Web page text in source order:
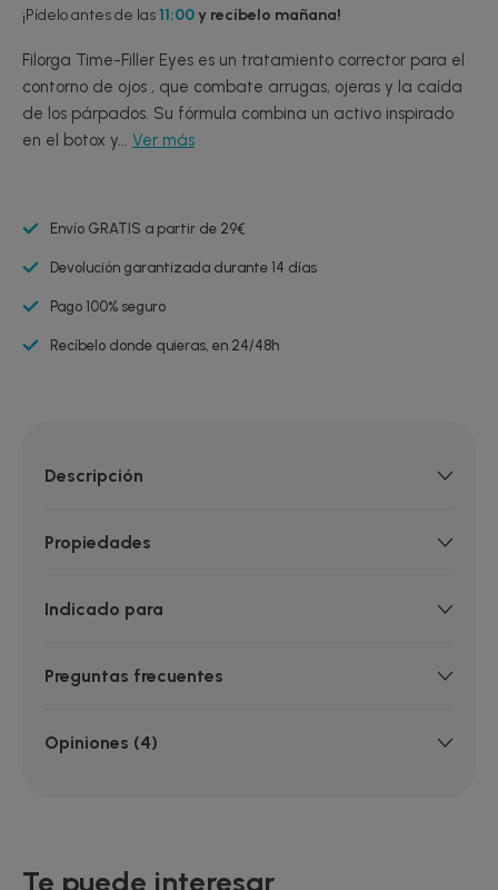
¡Pídelo antes de las 11:00y recíbelo mañana!
Filorga Time-Filler Eyes es un tratamiento corrector para el
contorno de ojos , que combate arrugas, ojeras y la caída
de los párpados. Su fórmula combina un activo inspirado
en el botox y... Ver más
Envío GRATIS a partir de 29€
Devolución garantizada durante 14 días
Pago 100% seguro
Recíbelo donde quieras, en 24/48h
Descripción
Propiedades
Indicado para
Preguntas frecuentes
Opiniones (4)
Te puede interesar